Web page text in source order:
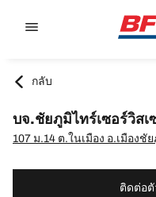
กลับ
บจ.ชัยภูมิไทร์เซอร์วิสเ
107 ม.14 ต.ในเมือง อ.เมือง
ติดต่อ